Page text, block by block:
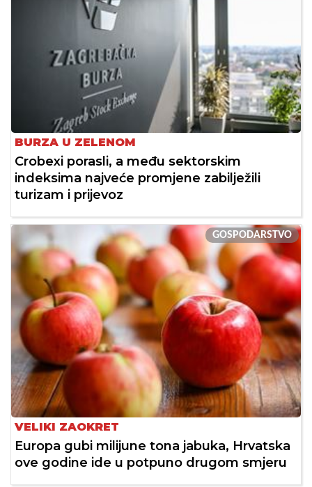
BURZA U ZELENOM
Crobexi porasli, a među sektorskim
indeksima najveće promjene zabilježili
turizam i prijevoz
GOSPODARSTVO
VELIKI ZAOKRET
Europa gubi milijune tona jabuka, Hrvatska
ove godine ide u potpuno drugom smjeru